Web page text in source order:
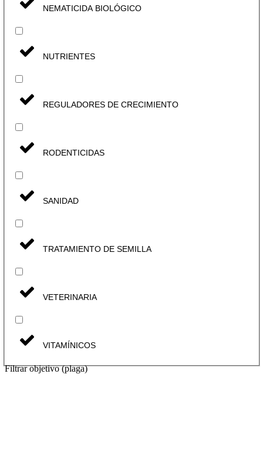
NEMATICIDA BIOLÓGICO
NUTRIENTES
REGULADORES DE CRECIMIENTO
RODENTICIDAS
SANIDAD
TRATAMIENTO DE SEMILLA
VETERINARIA
VITAMÍNICOS
Filtrar objetivo (plaga)